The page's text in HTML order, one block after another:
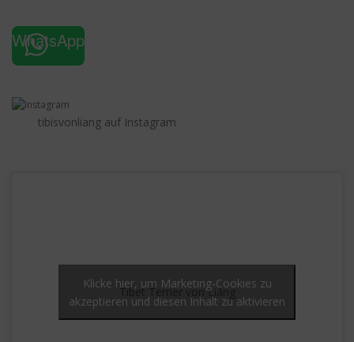
WhatsApp
tibisvonliang auf Instagram
Tibet Terrier von Liáng
Klicke hier, um Marketing-Cookies zu
akzeptieren und diesen Inhalt zu aktivieren